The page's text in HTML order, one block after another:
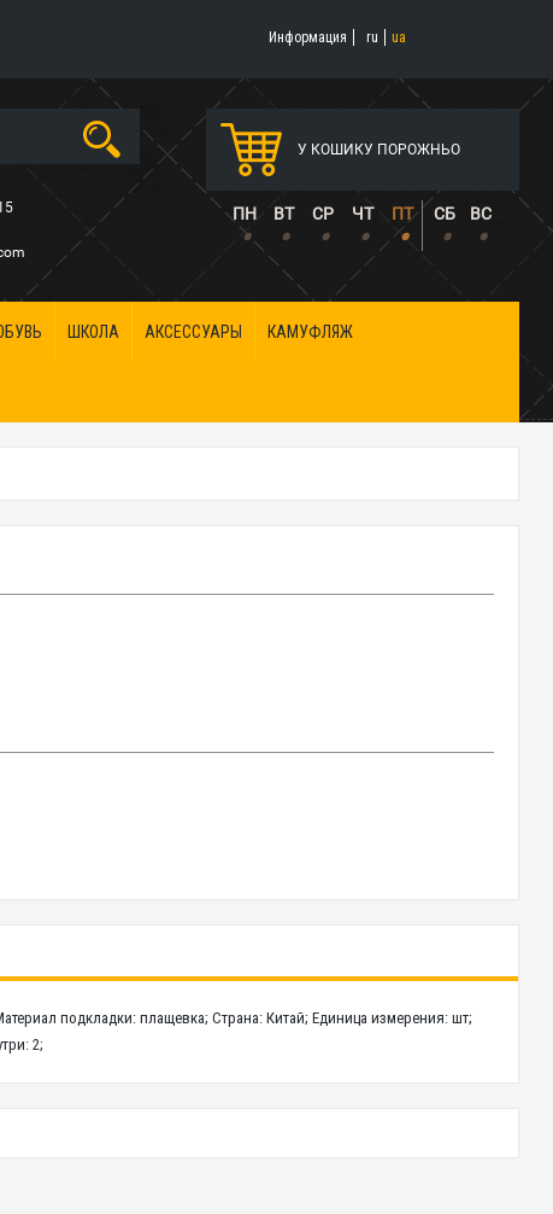
Информация ru ua
У КОШИКУ ПОРОЖНЬО
ПН ВТ СР ЧТ ПТ СБ ВС
• • • • • • •
ШКОЛА АКСЕССУАРЫ КАМУФЛЯЖ
подкладки: плащевка; Страна: Китай; Единица измерения: шт;
2;